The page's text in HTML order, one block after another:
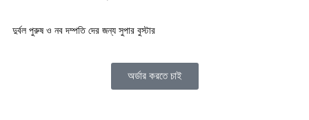
দুর্বল পুরুষ ও নব দম্পতি দের জন্য সুপার বুস্টার
অর্ডার করতে চাই